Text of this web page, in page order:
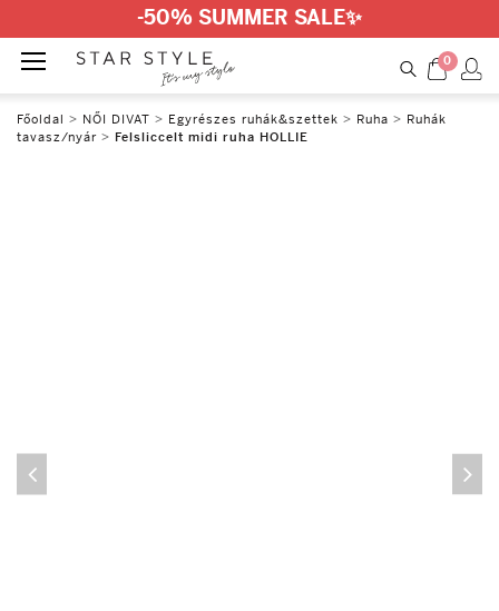
-50% SUMMER SALE✨
0
Főoldal > NŐI DIVAT > Egyrészes ruhák&szettek > Ruha > Ruhák
tavasz/nyár > Felsliccelt midi ruha HOLLIE